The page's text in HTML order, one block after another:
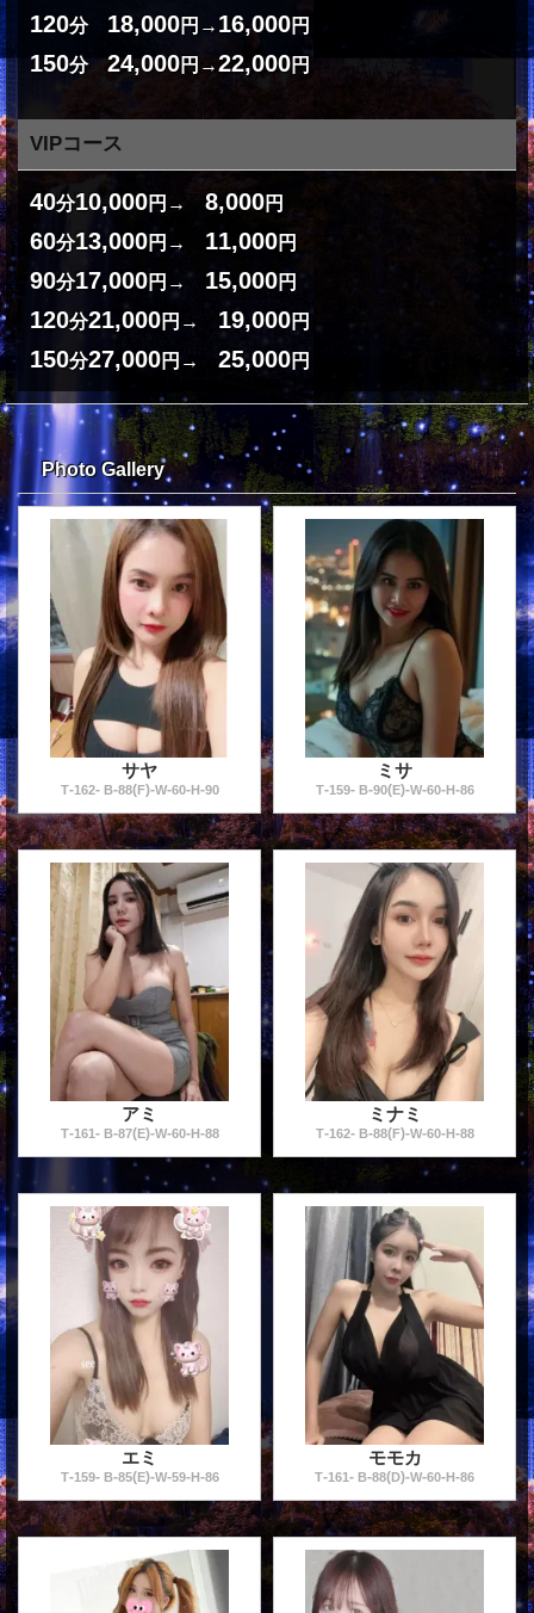
120分 18,000円→ 16,000円
150分 24,000円→22,000円
VIPコース
40分10,000円→ 8,000円
60分13,000円→ 11,000円
90分17,000円→ 15,000円
120分21,000円→ 19,000円
150分27,000円→ 25,000円
Photo Gallery
サヤ
T-162-B-88( F)-W-60-H-90
ミサ
T-159-B-90( E)-W-60-H-86
アミ
T-161-B-87( E)-W-60-H-88
ミナミ
T-162-B-88( F)-W-60-H-88
エミ
T-159-B-85( E)-W-59-H-86
モモカ
T-161- B-88(D)-W-60-H-86